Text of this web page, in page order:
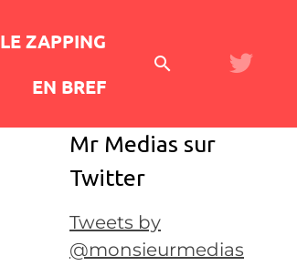
LE ZAPPING
EN BREF
Mr Medias sur
Twitter
Tweets by
@monsieurmedias